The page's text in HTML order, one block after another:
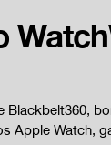
Blackbelt360,
Apple Watch,